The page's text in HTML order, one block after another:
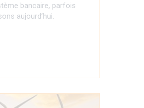
bancaire, parfois
aujourd’hui.